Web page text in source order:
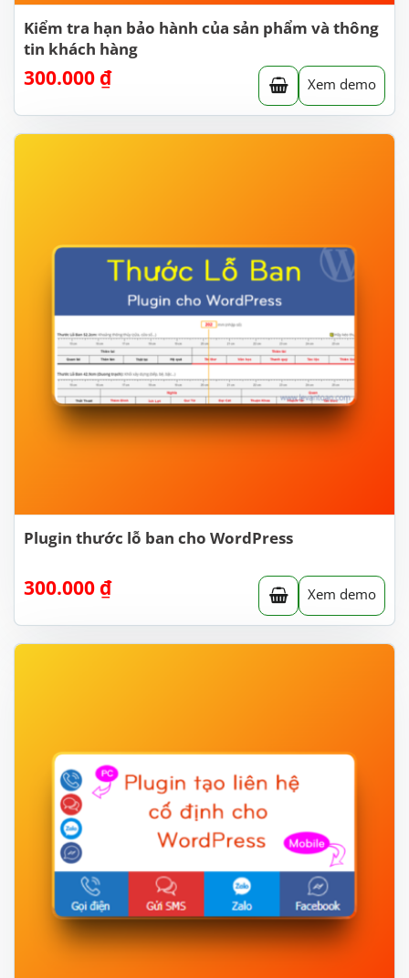
Kiểm tra hạn bảo hành của sản phẩm và thông
tin khách hàng
300.000 ₫ Xem demo
Plugin thước lỗ ban cho WordPress
300.000 ₫ Xem demo